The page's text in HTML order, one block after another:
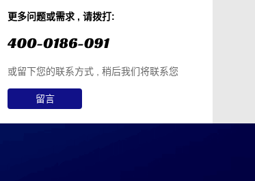
更多问题或需求 , 请拨打:
或留下您的联系方式 , 稍后我们将联系您
留言